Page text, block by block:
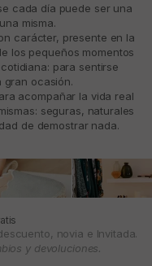
cada día puede ser una
misma.
carácter, presente en la
los pequeños momentos
para sentirse
gran ocasión.
acompañar la vida real
seguras, naturales
de demostrar nada.
novia e Invitada.
y devoluciones.